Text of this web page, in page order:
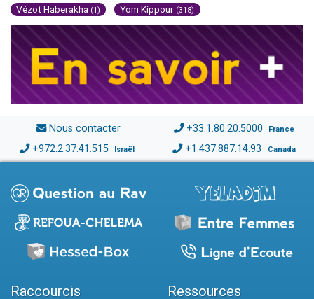
Vézot Haberakha (1) Yom Kippour (318)
Nous contacter +33.1.80.20.5000 France
+972.2.37.41.515 Israël +1.437.887.14.93 Canada
Raccourcis Ressources